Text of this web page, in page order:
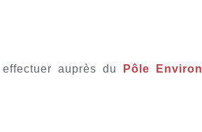
auprès du
Pôle